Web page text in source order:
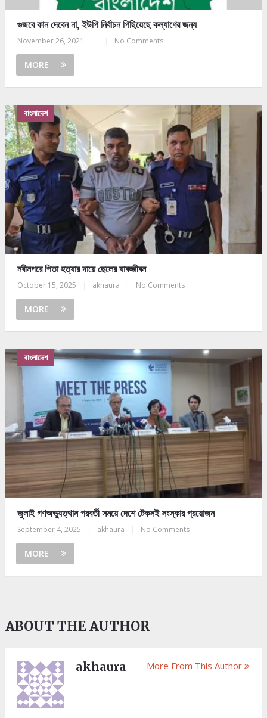
গুজবে কান দেবেন না, ইউপি নির্বাচন পিছিয়েছে কল্যাণের জন্য
November 26, 2021 No Comments
MORE
বাংলাদেশ
নবীনগরে পিতা হত্যার দায়ে ছেলের যাবজ্জীবন
October 15, 2025 akhaura No Comments
MORE
বাংলাদেশ
জুলাই গণঅভ্যুত্থান পরবর্তী সময়ে দেশে টেকসই সংস্কার প্রয়োজন
September 4, 2025 akhaura No Comments
MORE
ABOUT THE AUTHOR
akhaura More From This Author